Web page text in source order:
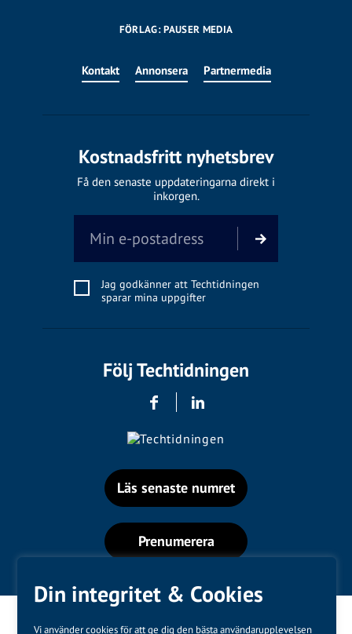
Din integritet & Cookies
Vi använder cookies för att ge dig den bästa användarupplevelsen
FÖRLAG: PAUSER MEDIA
Kontakt Annonsera Partnermedia
Kostnadsfritt nyhetsbrev
Få den senaste uppdateringarna direkt i
inkorgen.
Jag godkänner att Techtidningen
sparar mina uppgifter
Följ Techtidningen
Läs senaste numret
Prenumerera